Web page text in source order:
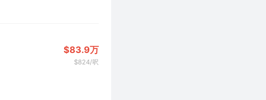
$83.9万
$824/呎